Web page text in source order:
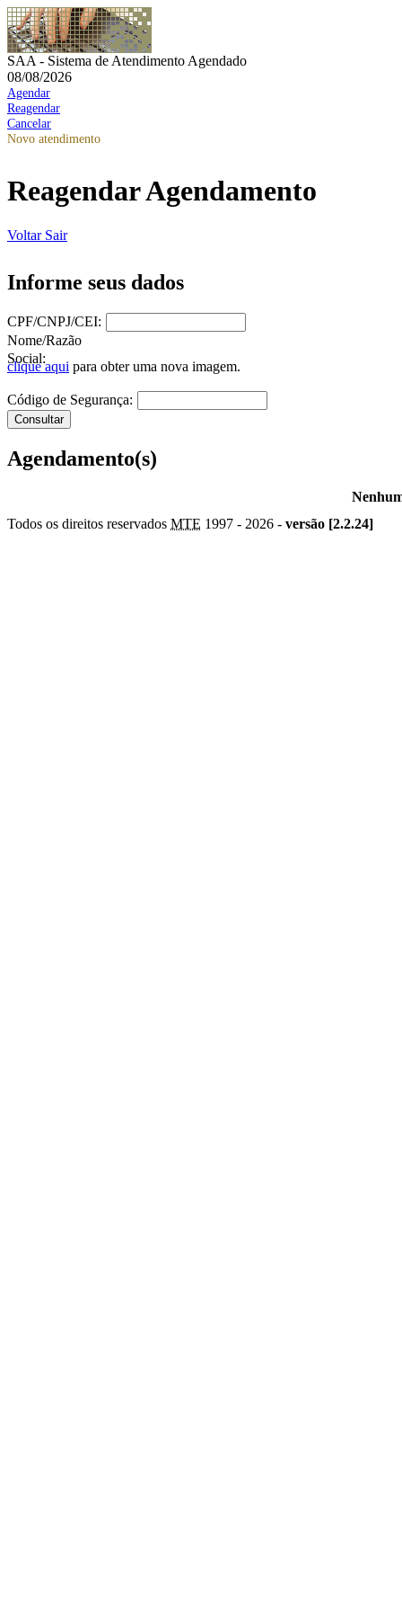
SAA - Sistema de Atendimento Agendado
08/08/2026
Agendar
Reagendar
Cancelar
Novo atendimento
Reagendar Agendamento
Voltar Sair
Informe seus dados
CPF/CNPJ/CEI:
Nome/Razão
Social:
clique aqui para obter uma nova imagem.
Código de Segurança:
Agendamento(s)
Todos os direitos reservados MTE 1997 - 2026 - versão [2.2.24]